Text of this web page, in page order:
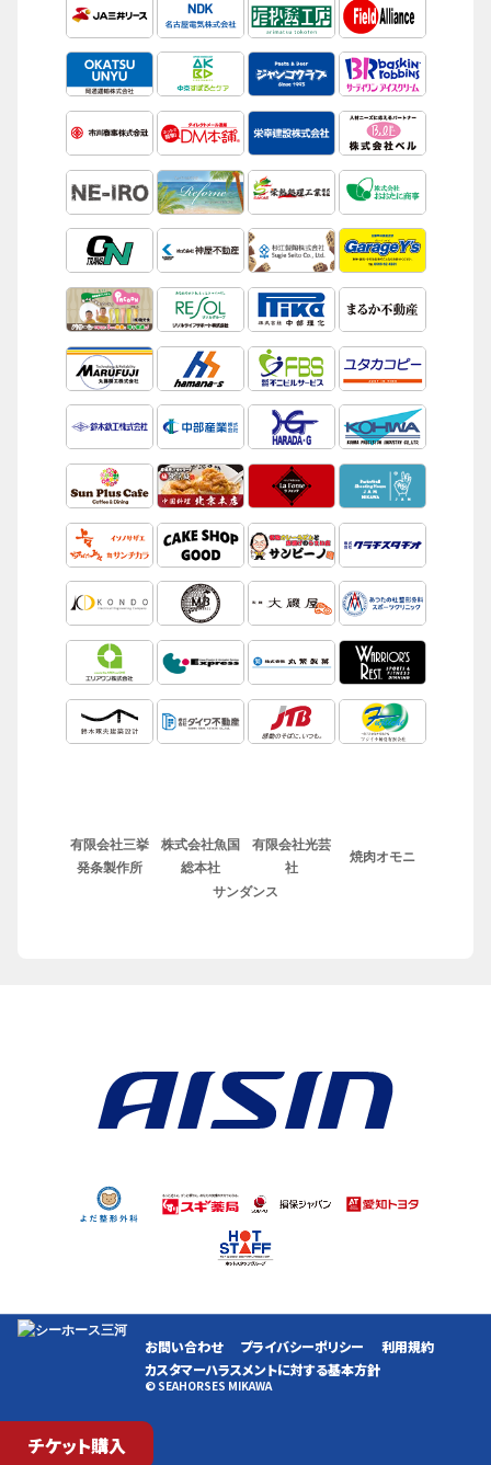
チケット購入
有限会社三挙
発条製作所
株式会社魚国
総本社
有限会社光芸
社
焼肉オモニ
サンダンス
お問い合わせ プライバシーポリシー
利用規約
カスタマーハラスメントに対する基本方針
© SEAHORSES MIKAWA